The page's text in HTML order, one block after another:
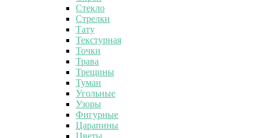
Стекло
Стрелки
Тату
Текстурная
Точки
Трава
Трещины
Туман
Угольные
Узоры
Фигурные
Царапины
Цветы